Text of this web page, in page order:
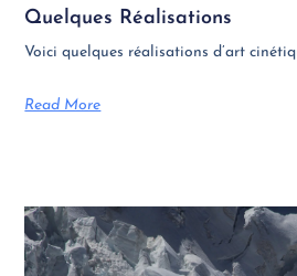
Quelques Réalisations
Voici quelques réalisations d’art
Read More